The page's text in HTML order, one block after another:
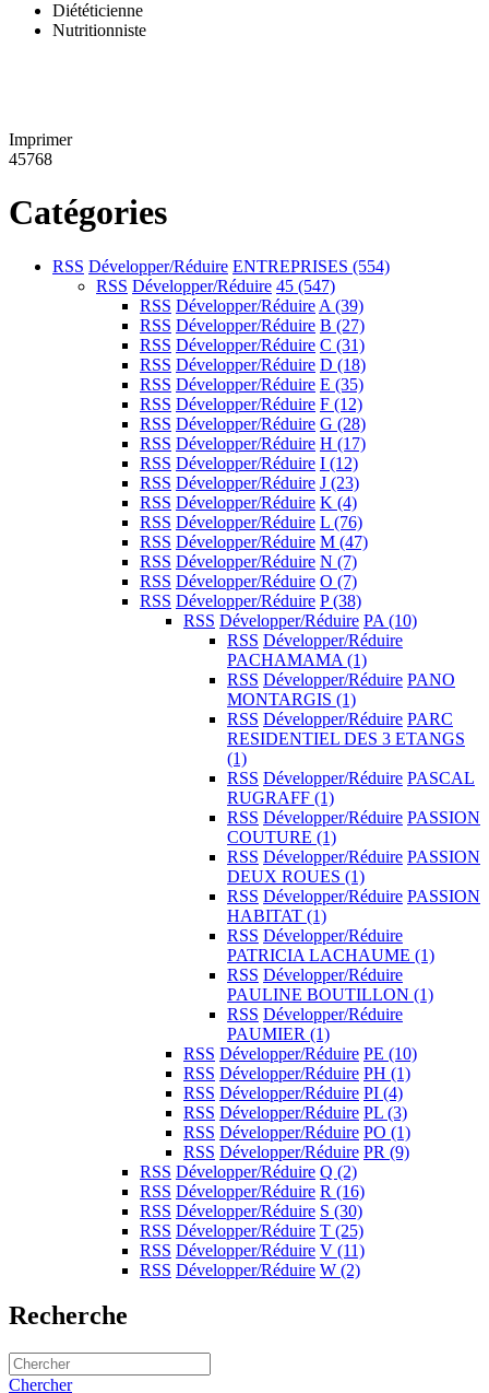
Diététicienne
Nutritionniste
Imprimer
45768
Catégories
RSS Développer/Réduire ENTREPRISES (554)
RSS Développer/Réduire 45 (547)
RSS Développer/Réduire A (39)
RSS Développer/Réduire B (27)
RSS Développer/Réduire C (31)
RSS Développer/Réduire D (18)
RSS Développer/Réduire E (35)
RSS Développer/Réduire F (12)
RSS Développer/Réduire G (28)
RSS Développer/Réduire H (17)
RSS Développer/Réduire I (12)
RSS Développer/Réduire J (23)
RSS Développer/Réduire K (4)
RSS Développer/Réduire L (76)
RSS Développer/Réduire M (47)
RSS Développer/Réduire N (7)
RSS Développer/Réduire O (7)
RSS Développer/Réduire P(38)
RSS Développer/Réduire PA (10)
RSS Développer/Réduire
PACHAMAMA (1)
RSS Développer/Réduire PANO
MONTARGIS (1)
RSS Développer/Réduire PARC
RESIDENTIEL DES 3 ETANGS
(1)
RSS Développer/Réduire PASCAL
RUGRAFF (1)
RSS Développer/Réduire PASSION
COUTURE (1)
RSS Développer/Réduire PASSION
DEUX ROUES (1)
RSS Développer/Réduire PASSION
HABITAT (1)
RSS Développer/Réduire
PATRICIA LACHAUME (1)
RSS Développer/Réduire
PAULINE BOUTILLON (1)
RSS Développer/Réduire
PAUMIER (1)
RSS Développer/Réduire PE (10)
RSS Développer/Réduire PH (1)
RSS Développer/Réduire PI (4)
RSS Développer/Réduire PL (3)
RSS Développer/Réduire PO (1)
RSS Développer/Réduire PR (9)
RSS Développer/Réduire Q (2)
RSS Développer/Réduire R (16)
RSS Développer/Réduire S (30)
RSS Développer/Réduire T (25)
RSS Développer/Réduire V (11)
RSS Développer/Réduire W (2)
Recherche
Chercher